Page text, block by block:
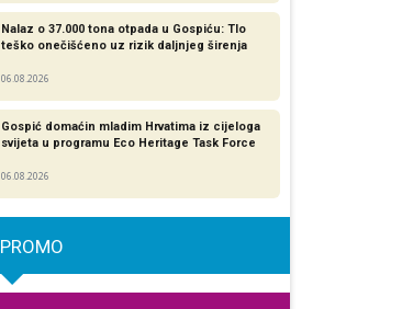
Nalaz o 37.000 tona otpada u Gospiću: Tlo
teško onečišćeno uz rizik daljnjeg širenja
06.08.2026
Gospić domaćin mladim Hrvatima iz cijeloga
svijeta u programu Eco Heritage Task Force
06.08.2026
PROMO